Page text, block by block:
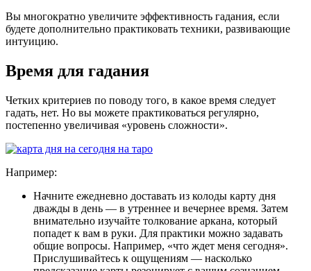
Вы многократно увеличите эффективность гадания, если
будете дополнительно практиковать техники, развивающие
интуицию.
Время для гадания
Четких критериев по поводу того, в какое время следует
гадать, нет. Но вы можете практиковаться регулярно,
постепенно увеличивая «уровень сложности».
Например:
Начните ежедневно доставать из колоды карту дня
дважды в день — в утреннее и вечернее время. Затем
внимательно изучайте толкование аркана, который
попадет к вам в руки. Для практики можно задавать
общие вопросы. Например, «что ждет меня сегодня».
Прислушивайтесь к ощущениям — насколько